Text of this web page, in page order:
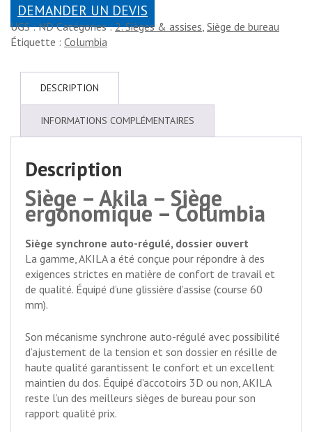
DEMANDER UN DEVIS
UGS :ND Catégories :2. Sièges & assises Siège de bureau
Étiquette : Columbia
DESCRIPTION
INFORMATIONS COMPLÉMENTAIRES
Description
Siège – Akila – Siège
ergonomique – Columbia
Siège synchrone auto-régulé, dossier ouvert
La gamme, AKILA a été conçue pour répondre à des
exigences strictes en matière de confort de travail et
de qualité. Équipé d’une glissière d’assise (course 60
mm).
Son mécanisme synchrone auto-régulé avec possibilité
d’ajustement de la tension et son dossier en résille de
haute qualité garantissent le confort et un excellent
maintien du dos. Équipé d’accotoirs 3D ou non, AKILA
reste l’un des meilleurs sièges de bureau pour son
rapport qualité prix.